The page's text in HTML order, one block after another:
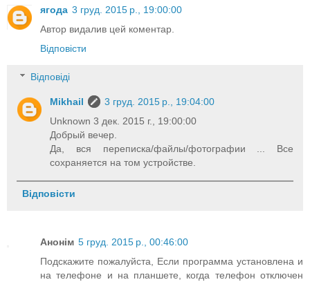
ягода 3 груд. 2015 р., 19:00:00
Автор видалив цей коментар.
Відповісти
Відповіді
Mikhail
3 груд. 2015 р., 19:04:00
Unknown 3 дек. 2015 г., 19:00:00
Добрый вечер.
Да, вся переписка/файлы/фотографии ... Все
сохраняется на том устройстве.
Відповісти
Анонім 5 груд. 2015 р., 00:46:00
Подскажите пожалуйста, Если программа установлена и
на телефоне и на планшете, когда телефон отключен